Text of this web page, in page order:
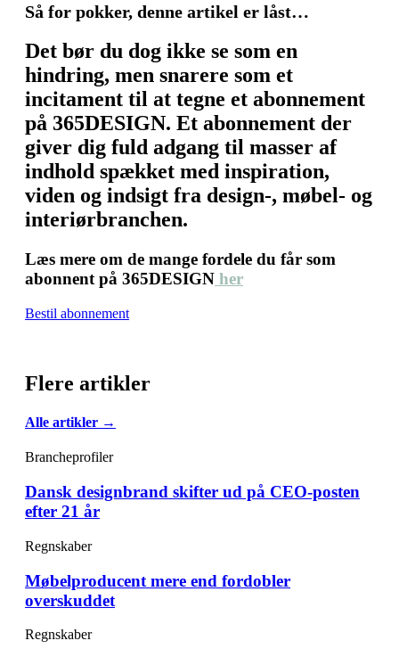
Så for pokker, denne artikel er låst…
Det bør du dog ikke se som en
hindring, men snarere som et
incitament til at tegne et abonnement
på 365DESIGN. Et abonnement der
giver dig fuld adgang til masser af
indhold spækket med inspiration,
viden og indsigt fra design-, møbel- og
interiørbranchen.
Læs mere om de mange fordele du får som
abonnent på 365DESIGN her
Bestil abonnement
Flere artikler
Alle artikler →
Brancheprofiler
Dansk designbrand skifter ud på CEO-posten
efter 21 år
Regnskaber
Møbelproducent mere end fordobler
overskuddet
Regnskaber